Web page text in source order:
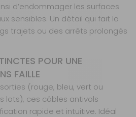
d’endommager les surfaces
sensibles. Un détail qui fait la
trajets ou des arrêts prolongés
POUR UNE
FAILLE
(rouge, bleu, vert ou
lots), ces câbles antivols
rapide et intuitive. Idéal